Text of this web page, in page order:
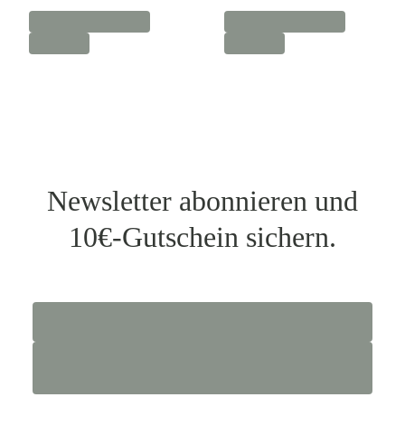
Newsletter abonnieren und
10€-Gutschein sichern.